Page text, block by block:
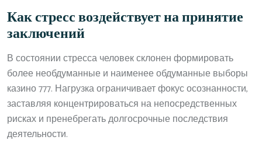
Как стресс воздействует на принятие
заключений
В состоянии стресса человек склонен формировать
более необдуманные и наименее обдуманные выборы
казино 777. Нагрузка ограничивает фокус осознанности,
заставляя концентрироваться на непосредственных
рисках и пренебрегать долгосрочные последствия
деятельности.